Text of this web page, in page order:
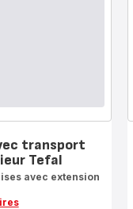
transport
Tefal
avec extension